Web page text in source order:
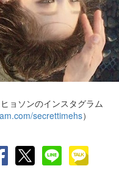
ョソンのインスタグラム
secrettimehs）